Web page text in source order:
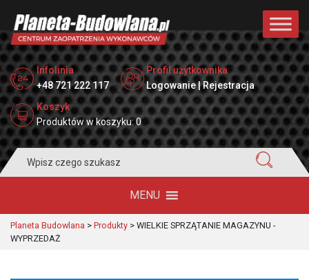
Infolinia
+48 721 222 117
Profil użytkownika
Logowanie | Rejestracja
Koszyk
Produktów w koszyku: 0
for:
MENU
Planeta Budowlana > Produkty > WIELKIE SPRZĄTANIE MAGAZYNU -
WYPRZEDAŻ